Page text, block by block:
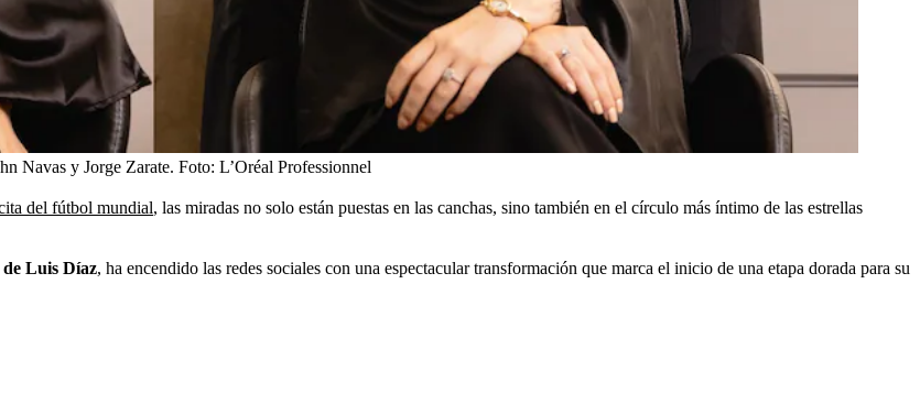
Navas y Jorge Zarate. Foto: L’Oréal Professionnel
del fútbol mundial, las miradas no solo están puestas en las canchas, sino también en el círculo más íntimo de las estrellas
Luis Díaz, ha encendido las redes sociales con una espectacular transformación que marca el inicio de una etapa dorada para su